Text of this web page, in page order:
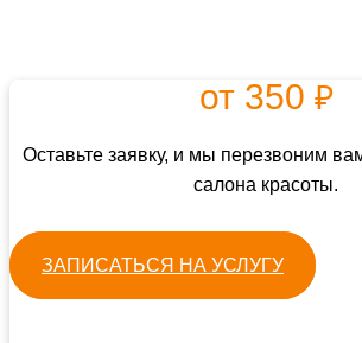
от 350 ₽
Оставьте заявку, и мы перезвоним
салона красоты.
ЗАПИСАТЬСЯ НА УСЛУГУ